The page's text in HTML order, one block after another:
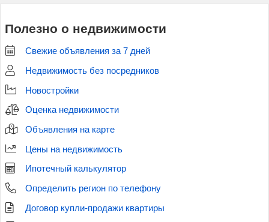
Полезно о недвижимости
Свежие объявления за 7 дней
Недвижимость без посредников
Новостройки
Оценка недвижимости
Объявления на карте
Цены на недвижимость
Ипотечный калькулятор
Определить регион по телефону
Договор купли-продажи квартиры